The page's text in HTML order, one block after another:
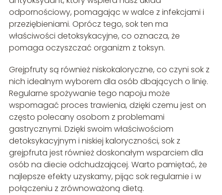
odpornościowy, pomagając w walce z infekcjami i
przeziębieniami. Oprócz tego, sok ten ma
właściwości detoksykacyjne, co oznacza, że
pomaga oczyszczać organizm z toksyn.
Grejpfruty są również niskokaloryczne, co czyni sok z
nich idealnym wyborem dla osób dbających o linię.
Regularne spożywanie tego napoju może
wspomagać proces trawienia, dzięki czemu jest on
często polecany osobom z problemami
gastrycznymi. Dzięki swoim właściwościom
detoksykacyjnym i niskiej kaloryczności, sok z
grejpfruta jest również doskonałym wsparciem dla
osób na diecie odchudzającej. Warto pamiętać, że
najlepsze efekty uzyskamy, pijąc sok regularnie i w
połączeniu z zrównoważoną dietą.